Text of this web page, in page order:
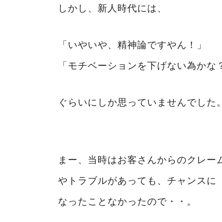
しかし、新人時代には、
「いやいや、精神論ですやん！」
「モチベーションを下げない為かな
ぐらいにしか思っていませんでした。
まー、当時はお客さんからのクレー
やトラブルがあっても、チャンスに
なったことなかったので・・。